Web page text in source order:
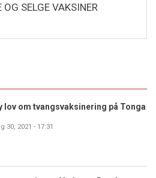
SELGE VAKSINER
lov om tvangsvaksinering på Tonga
30, 2021 - 17:31